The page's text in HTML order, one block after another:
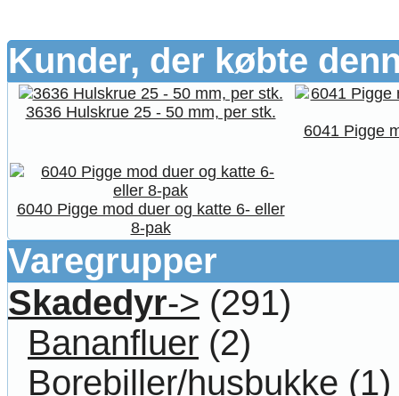
Kunder, der købte
3636 Hulskrue 25 - 50 mm, per stk.
6041 Pigge
6040 Pigge mod duer og katte 6- eller
8-pak
Varegrupper
Skadedyr-> (291)
Bananfluer (2)
Borebiller/husbukke (1)